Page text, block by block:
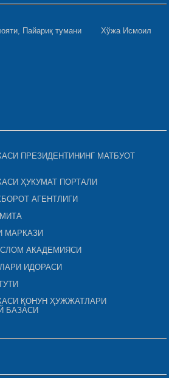
Пайариқ тумани Хўжа Исмоил
ПРЕЗИДЕНТИНИНГ МАТБУОТ
ҲУКУМАТ ПОРТАЛИ
АГЕНТЛИГИ
МАРКАЗИ
АКАДЕМИЯСИ
ИДОРАСИ
ҚОНУН ҲУЖЖАТЛАРИ
БАЗАСИ